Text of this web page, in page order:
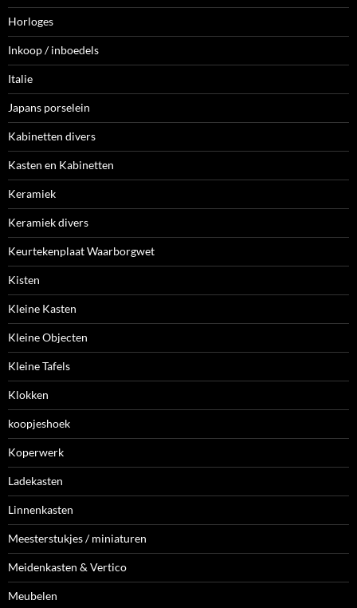
Horloges
Inkoop / inboedels
Italie
Japans porselein
Kabinetten divers
Kasten en Kabinetten
Keramiek
Keramiek divers
Keurtekenplaat Waarborgwet
Kisten
Kleine Kasten
Kleine Objecten
Kleine Tafels
Klokken
koopjeshoek
Koperwerk
Ladekasten
Linnenkasten
Meesterstukjes / miniaturen
Meidenkasten & Vertico
Meubelen